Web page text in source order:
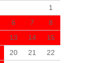
1
6 7
8
13 14
15
20 21
22